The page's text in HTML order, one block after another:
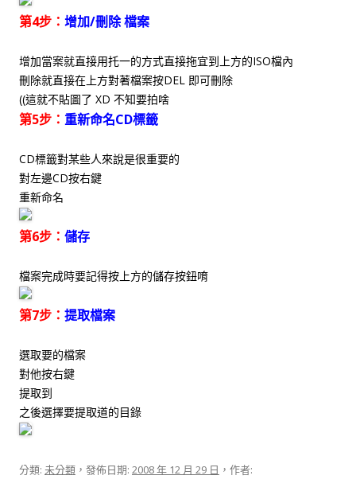
第4步： 增加/刪除 檔案
增加當案就直接用托一的方式直接拖宜到上方的ISO檔內
刪除就直接在上方對著檔案按DEL 即可刪除
((這就不貼圖了 XD 不知要拍啥
第5步： 重新命名CD標籤
CD標籤對某些人來說是很重要的
對左邊CD按右鍵
重新命名
第6步： 儲存
檔案完成時要記得按上方的儲存按鈕唷
第7步： 提取檔案
選取要的檔案
對他按右鍵
提取到
之後選擇要提取道的目錄
分類: 未分類 ，發佈日期: 2008 年 12 月 29 日 ，作者: